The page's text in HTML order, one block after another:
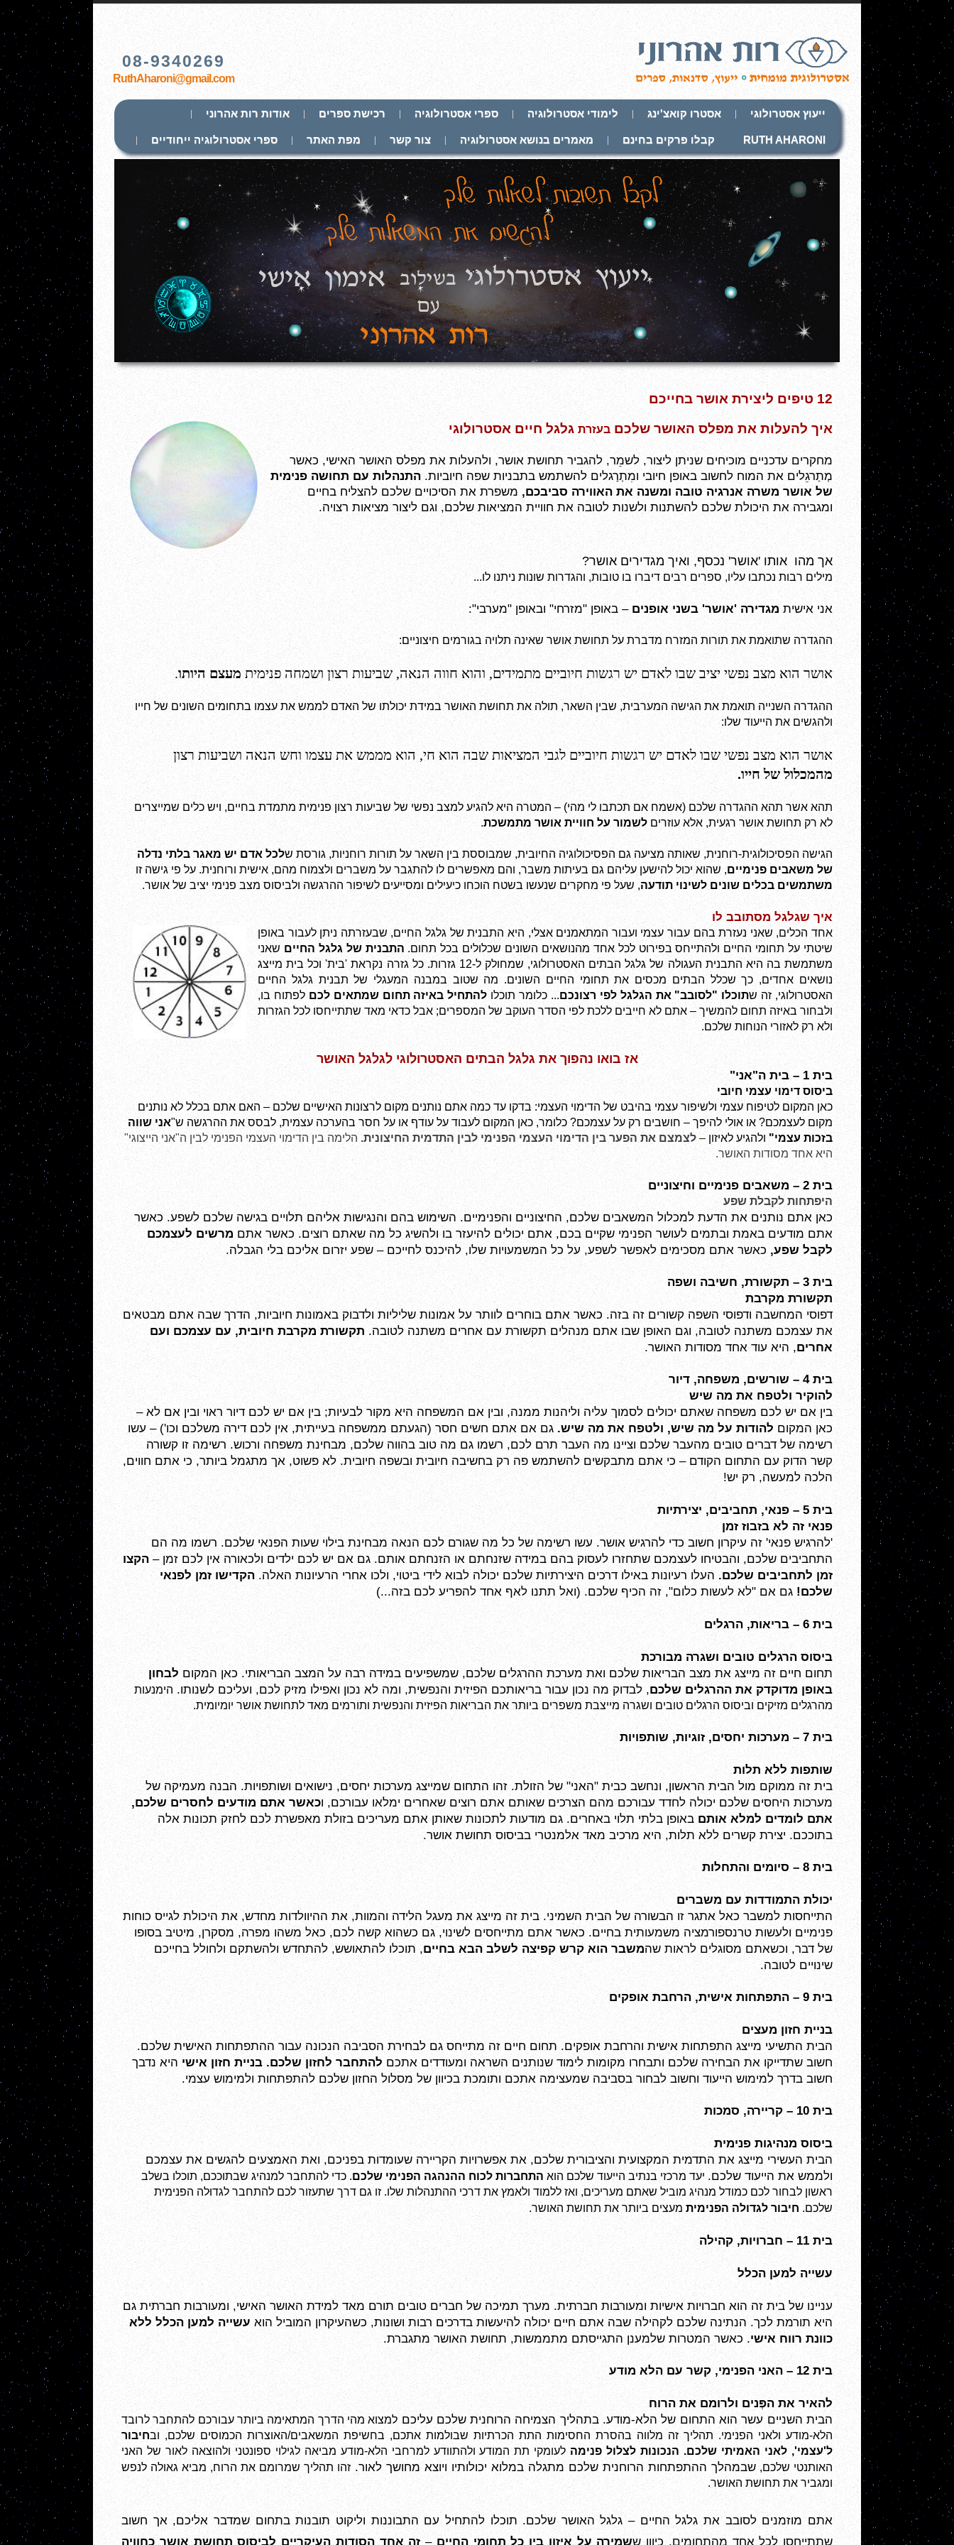
08-9340269
RuthAharoni@gmail.com
ייעוץ אסטרולוגי אסטרו קואצ'ינג לימודי אסטרולוגיה ספרי אסטרולוגיה רכישת ספרים אודות רות אהרוני
RUTH AHARONI קבלו פרקים בחינם מאמרים בנושא אסטרולוגיה צור קשר מפת האתר ספרי אסטרולוגיה ייחודיים
12 טיפים ליצירת אושר בחייכם
איך להעלות את מפלס האושר שלכם בעזרת גלגל חיים אסטרולוגי
מחקרים עדכניים מוכיחים
מְתַרגֵלים את המוח לחשוב באופן חיובי ומִתְרַגלים להשתמש בתבניות שפה חיוביות.
של אושר משרה אנרגיה טובה ומשנה את האווירה סביבכם,
ומגבירה את היכולת שלכם להשתנות ולשנות לטובה את חוויית המציאות שלכם, וגם ליצור מציאות רצויה.
אך מהו  אותו 'אושר' נכסף, ואיך מגדירים אושר?
מילים רבות נכתבו עליו, ספרים רבים דיברו בו טובות, והגדרות שונות ניתנו לו...
אני אישית מגדירה 'אושר' בשני אופנים – באופן "מזרחי" ובאופן "מערבי":
ההגדרה שתואמת את תורות המזרח מדברת על תחושת אושר שאינה תלויה בגורמים חיצוניים:
אושר הוא מצב נפשי יציב שבו לאדם יש רגשות חיוביים מתמידים, והוא חווה הנאה, שביעות רצון ושמחה פנימית מעצם היותו.
ולהגשים את הייעוד שלו:
אושר הוא מצב נפשי שבו לאדם יש רגשות חיוביים לגבי המציאות שבה הוא חי, הוא מממש את עצמו וחש הנאה ושביעות רצון
מהמכלול של חייו.
לא רק תחושת אושר רגעית, אלא עוזרים לשמור על חוויית אושר מתמשכת.
הגישה הפסיכולוגית-רוחנית, שאותה מציעה גם הפסיכולוגיה החיובית, שמבוססת בין השאר על תורות רוחניות, גורסת ש
של משאבים פנימיים, שהוא יכול להישען עליהם גם בעיתות משבר, והם מאפשרים לו להתגבר על משברים ולצמוח מהם, אישית ורוחנית. על פי גישה זו
משתמשים בכלים שונים לשינוי תודעה, שעל פי מחקרים שנעשו בשטח הוכחו כיעילים ומסייעים לשיפור ההרגשה ולביסוס מצב פנימי יציב של אושר.
איך שגלגל מסתובב לו
שיטתי על תחומי החיים ולהתייחס בפירוט לכל אחד מהנושאים השונים שכלולים בכל תחום. התבנית של גלגל החיים
האסטרולוגי, זה שתוכלו "לסובב" את הגלגל לפי רצונכם... כלומר תוכלו להתחיל באיזה תחום שמתאים לכם
ולא רק לאזורי הנוחות שלכם.
אז בואו נהפוך את גלגל הבתים האסטרולוגי לגלגל האושר
בית 1 – בית ה"אני"
ביסוס דימוי עצמי חיובי
מקום לעצמכם? או אולי להיפך – חושבים רק על עצמכם? כלומר, כאן המקום לעבוד על עודף או על חסר בהערכה עצמית, לבסס את ההרגשה ש"
אני שווה
בזכות עצמי" ולהגיע לאיזון – לצמצם את הפער בין הדימוי העצמי הפנימי לבין התדמית החיצונית.
היא אחד מסודות האושר.
בית 2 – משאבים פנימיים וחיצוניים
היפתחות לקבלת שפע
אתם מודעים באמת ובתמים לעושר הפנימי שקיים בכם, אתם יכולים להיעזר בו ולהשיג כל מה שאתם רוצים. כאשר אתם מרשים לעצמכם
לקבל שפע, כאשר אתם מסכימים לאפשר לשפע, על כל המשמעויות שלו, להיכנס לחייכם – שפע יזרום אליכם בלי הגבלה.
בית 3 – תקשורת, חשיבה ושפה
תקשורת מקרבת
את עצמכם משתנה לטובה, וגם האופן שבו אתם מנהלים תקשורת עם אחרים משתנה לטובה. תקשורת מקרבת חיובית
אחרים, היא עוד אחד מסודות האושר.
בית 4 – שורשים, משפחה, דיור
להוקיר ולטפח את מה שיש
בין אם יש לכם משפחה שאתם יכולים לסמוך עליה וליהנות ממנה, ובין אם המשפחה היא מקור לבעיות; בין אם יש לכם דיור ראוי ובין אם לא –
כאן המקום להודות על מה שיש, ולטפח את מה שיש.
הלכה למעשה, רק יש!
בית 5 – פנאי, תחביבים, יצירתיות
פנאי זה לא בזבוז זמן
התחביבים שלכם, והבטיחו לעצמכם שתחזרו לעסוק בהם במידה שזנחתם או הזנחתם אותם. גם אם יש לכם ילדים ולכאורה אין לכם זמן –
זמן לתחביבים שלכם. העלו רעיונות באילו דרכים היצירתיות שלכם יכולה לבוא לידי ביטוי, ולכו אחרי הרעיונות האלה.
הקדישו זמן לפנאי
שלכם! גם אם "לא לעשות כלום", זה הכיף שלכם. (ואל תתנו לאף אחד להפריע לכם בזה...)
בית 6 – בריאות, הרגלים
ביסוס הרגלים טובים ושגרה מבורכת
תחום חיים זה מייצג את מצב הבריאות שלכם ואת מערכת ההרגלים שלכם, שמשפיעים במידה רבה על המצב הבריאותי. כאן המקום
לבחון
באופן מדוקדק את ההרגלים שלכם, לבדוק מה נכון עבור בריאותכם הפיזית והנפשית, ומה לא נכון ואפילו מזיק לכם, ועליכם לשנותו.
מהרגלים מזיקים וביסוס הרגלים טובים ושגרה מייצבת משפרים ביותר את הבריאות הפיזית והנפשית ותורמים מאד לתחושת אושר יומיומית.
בית 7 – מערכות יחסים, זוגיות, שותפויות
שותפות ללא תלות
מערכות היחסים שלכם יכולה לחדד עבורכם מהם הצרכים שאותם אתם רוצים שאחרים ימלאו עבורכם, ו
אתם לומדים למלא אותם
בתוככם. יצירת קשרים ללא תלות, היא מרכיב מאד אלמנטרי בביסוס תחושת אושר.
בית 8 – סיומים והתחלות
יכולת התמודדות עם משברים
של דבר, וכשאתם מסוגלים לראות שהמשבר הוא קרש קפיצה לשלב הבא בחיים
שינויים לטובה.
בית 9 – התפתחות אישית, הרחבת אופקים
בניית חזון מעצים
חשוב שתדייקו את הבחירה שלכם ותבחרו מקומות לימוד שנותנים השראה ומעודדים אתכם להתחבר לחזון שלכם. בניית חזון אישי
חשוב בדרך למימוש הייעוד וחשוב לבחור בסביבה שמעצימה אתכם ותומכת בכיוון של מסלול החזון שלכם להתפתחות ולמימוש עצמי.
בית 10 – קריירה, סמכות
ביסוס מנהיגות פנימית
ולממש את הייעוד שלכם. יעד מרכזי בנתיב הייעוד שלכם הוא התחברות לכוח ההנהגה הפנימי שלכם
שלכם. חיבור לגדולה הפנימית מעצים ביותר את תחושת האושר.
בית 11 – חברויות, קהילה
עשייה למען הכלל
היא תורמת לכך. הנתינה שלכם לקהילה שבה אתם חיים יכולה להיעשות בדרכים רבות ושונות, כשהעיקרון המוביל הוא
כוונת רווח אישי. כאשר המטרות שלמענן התגייסתם מתממשות, תחושת האושר מתגברת.
בית 12 – האני הפנימי, קשר עם הלא מודע
להאיר את הפְּנים ולרומם את הרוח
הבית השניים עשר הוא התחום של הלא-מודע. בתהליך הצמיחה הרוחנית שלכם עליכם
הלא-מודע ולאני הפנימי. תהליך זה מלווה בהסרת החסימות התת הכרתיות שבולמות אתכם, בחשיפת המשאבים/האוצרות הכמוסים שלכם, וב
ל'עצמי', לאני האמיתי שלכם. הנכונות לצלול פנימה
האותנטי שלכם, שבמהלך ההתפתחות הרוחנית שלכם מתגלה במלוא יכולותיו ויוצא מחושך לאור.
ומגביר את תחושת האושר.
אתם מוזמנים לסובב את גלגל החיים – גלגל האושר שלכם. תוכלו להתחיל עם התבוננות וליקוט תובנות בתחום שמדבר אליכם, אך חשוב
שתתייחסו לכל אחד מהתחומים, כיוון ששמירה על איזון בין כל תחומי החיים–זה אחד הסודות העיקריים לביסוס תחושת אושר כחוויה